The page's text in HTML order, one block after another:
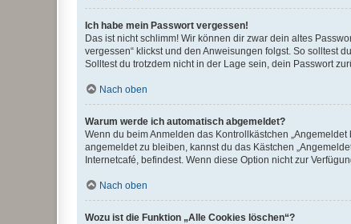
Ich habe mein Passwort vergessen!
Das ist nicht schlimm! Wir können dir zwar dein altes
vergessen“ klickst und den Anweisungen folgst. So solltest
Solltest du trotzdem nicht in der Lage sein, dein Passwort
Nach oben
Warum werde ich automatisch abgemeldet?
Wenn du beim Anmelden das Kontrollkästchen
angemeldet zu bleiben, kannst du das Kästchen
Internetcafé, befindest. Wenn diese Option nicht zur
Nach oben
Wozu ist die Funktion „Alle Cookies löschen“?